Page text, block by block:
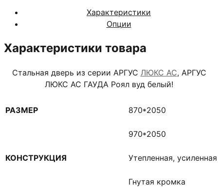
Характеристики
Опции
Характеристики товара
Стальная дверь из серии АРГУС ЛЮКС АС, АРГУС
ЛЮКС АС ГАУДА Роял вуд белый!
РАЗМЕР 870*2050
970*2050
КОНСТРУКЦИЯ Утепленная,
Гнутая кромка